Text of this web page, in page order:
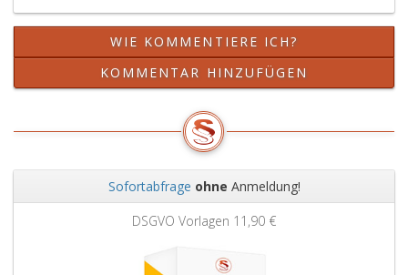
4,
Absatz
Ziffer
2,
5,
Absatz
Absatz
eins,
in
seinem
IT-
verbindlich
festzulegen.
WIE KOMMENTIERE ICH?
KOMMENTAR HINZUFÜGEN
Sofortabfrage ohne Anmeldung!
DSGVO Vorlagen 11,90 €